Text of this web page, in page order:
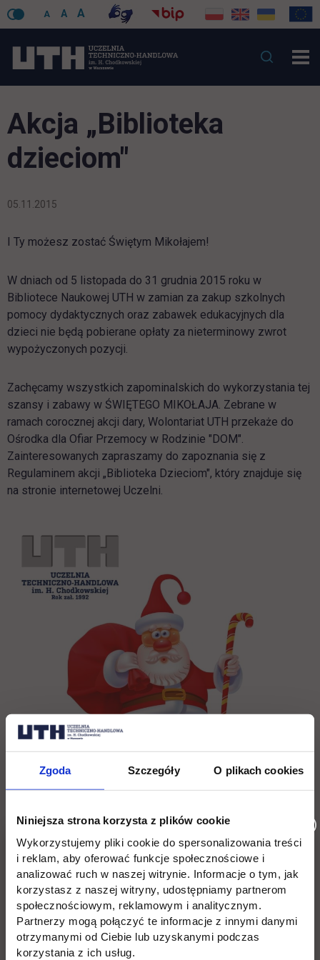
Zgoda Szczegóły O plikach cookies
Niniejsza strona korzysta z plików cookie
Wykorzystujemy pliki cookie do spersonalizowania treści
i reklam, aby oferować funkcje społecznościowe i
analizować ruch w naszej witrynie. Informacje o tym, jak
korzystasz z naszej witryny, udostępniamy partnerom
społecznościowym, reklamowym i analitycznym.
Partnerzy mogą połączyć te informacje z innymi danymi
otrzymanymi od Ciebie lub uzyskanymi podczas
korzystania z ich usług.
A A A
Akcja „Biblioteka
dzieciom"
05.11.2015
I Ty możesz zostać Świętym Mikołajem!
W dniach od 5 listopada do 31 grudnia 2015 roku w
Bibliotece Naukowej UTH w zamian za zakup szkolnych
pomocy dydaktycznych oraz zabawek edukacyjnych dla
dzieci nie będą pobierane opłaty za nieterminowy zwrot
wypożyczonych pozycji.
Zachęcamy wszystkich zapominalskich do wykorzystania tej
szansy i zabawy w ŚWIĘTEGO MIKOŁAJA. Zebrane w
ramach corocznej akcji dary, Wolontariat UTH przekaże do
Ośrodka dla Ofiar Przemocy w Rodzinie "DOM".
Zainteresowanych zapraszamy do zapoznania się z
Regulaminem akcji „Biblioteka Dzieciom", który znajduje się
na stronie internetowej Uczelni.